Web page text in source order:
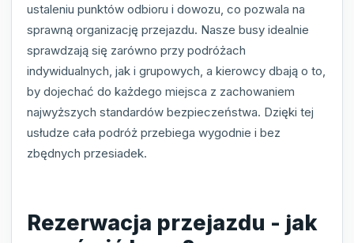
ustaleniu punktów odbioru i dowozu, co pozwala na
sprawną organizację przejazdu. Nasze busy idealnie
sprawdzają się zarówno przy podróżach
indywidualnych, jak i grupowych, a kierowcy dbają o to,
by dojechać do każdego miejsca z zachowaniem
najwyższych standardów bezpieczeństwa. Dzięki tej
usłudze cała podróż przebiega wygodnie i bez
zbędnych przesiadek.
Rezerwacja przejazdu - jak